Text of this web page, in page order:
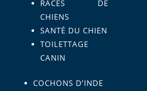
RACES DE
CHIENS
SANTÉ DU CHIEN
TOILETTAGE
CANIN
COCHONS D’INDE